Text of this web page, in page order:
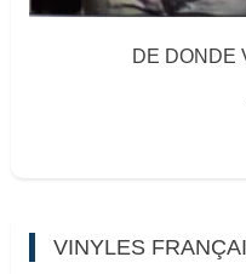
DE DONDE
VINYLES